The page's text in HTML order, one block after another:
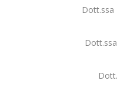
Dott.ssa